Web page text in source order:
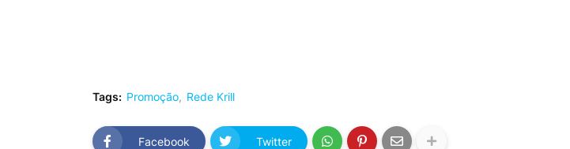
Tags: Promoção Rede Krill
Facebook Twitter